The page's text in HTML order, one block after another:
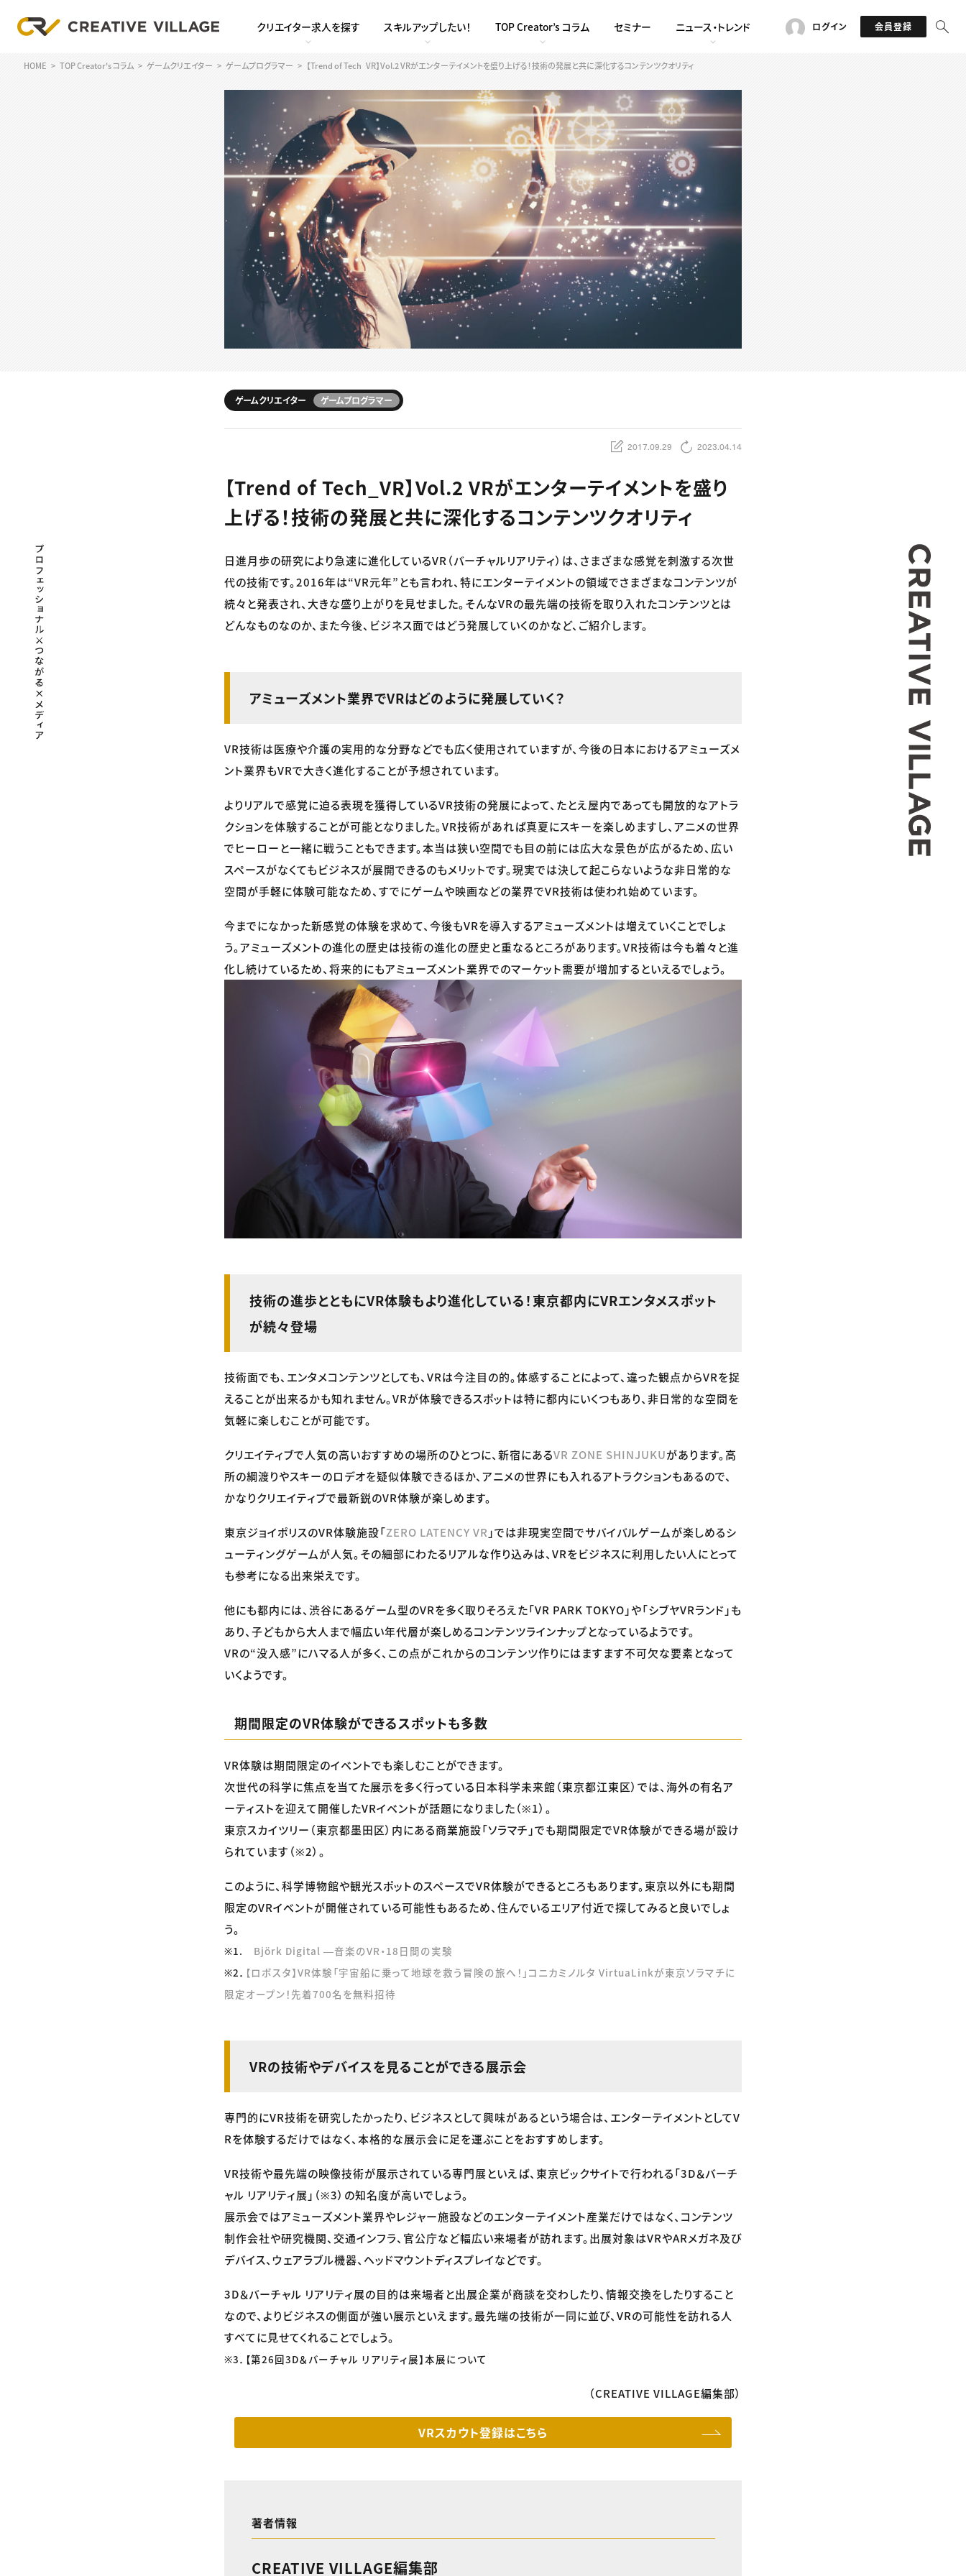
クリエイター求人を探す スキルアップしたい！ TOP Creator’s コラム セミナー ニュース・トレンド ログイン 会員登録
HOME TOP Creator's コラム ゲームクリエイター ゲームプログラマー 【Trend of Tech_VR】Vol.2 VRがエンターテイメントを盛り上げる！技術の発展と共に深化するコンテンツクオリティ
ゲームクリエイター ゲームプログラマー
2017.09.29 2023.04.14
【Trend of Tech_VR】Vol.2 VRがエンターテイメントを盛り
上げる！技術の発展と共に深化するコンテンツクオリティ
日進月歩の研究により急速に進化しているVR（バーチャルリアリティ）は、さまざまな感覚を刺激する次世
代の技術です。2016年は“VR元年”とも言われ、特にエンターテイメントの領域でさまざまなコンテンツが
続々と発表され、大きな盛り上がりを見せました。そんなVRの最先端の技術を取り入れたコンテンツとは
どんなものなのか、また今後、ビジネス面ではどう発展していくのかなど、ご紹介します。
アミューズメント業界でVRはどのように発展していく？
VR技術は医療や介護の実用的な分野などでも広く使用されていますが、今後の日本におけるアミューズメ
ント業界もVRで大きく進化することが予想されています。
よりリアルで感覚に迫る表現を獲得しているVR技術の発展によって、たとえ屋内であっても開放的なアトラ
クションを体験することが可能となりました。VR技術があれば真夏にスキーを楽しめますし、アニメの世界
でヒーローと一緒に戦うこともできます。本当は狭い空間でも目の前には広大な景色が広がるため、広い
スペースがなくてもビジネスが展開できるのもメリットです。現実では決して起こらないような非日常的な
空間が手軽に体験可能なため、すでにゲームや映画などの業界でVR技術は使われ始めています。
今までになかった新感覚の体験を求めて、今後もVRを導入するアミューズメントは増えていくことでしょ
う。アミューズメントの進化の歴史は技術の進化の歴史と重なるところがあります。VR技術は今も着々と進
化し続けているため、将来的にもアミューズメント業界でのマーケット需要が増加するといえるでしょう。
技術の進歩とともにVR体験もより進化している！東京都内にVRエンタメスポット
が続々登場
技術面でも、エンタメコンテンツとしても、VRは今注目の的。体感することによって、違った観点からVRを捉
えることが出来るかも知れません。VRが体験できるスポットは特に都内にいくつもあり、非日常的な空間を
気軽に楽しむことが可能です。
クリエイティブで人気の高いおすすめの場所のひとつに、新宿にあるVR ZONE SHINJUKUがあります。高
所の綱渡りやスキーのロデオを疑似体験できるほか、アニメの世界にも入れるアトラクションもあるので、
かなりクリエイティブで最新鋭のVR体験が楽しめます。
東京ジョイポリスのVR体験施設「ZERO LATENCY VR 」では非現実空間でサバイバルゲームが楽しめるシ
ューティングゲームが人気。その細部にわたるリアルな作り込みは、VRをビジネスに利用したい人にとって
も参考になる出来栄えです。
他にも都内には、渋谷にあるゲーム型のVRを多く取りそろえた「VR PARK TOKYO」や「シブヤVRランド」も
あり、子どもから大人まで幅広い年代層が楽しめるコンテンツラインナップとなっているようです。
VRの“没入感”にハマる人が多く、この点がこれからのコンテンツ作りにはますます不可欠な要素となって
いくようです。
期間限定のVR体験ができるスポットも多数
VR体験は期間限定のイベントでも楽しむことができます。
次世代の科学に焦点を当てた展示を多く行っている日本科学未来館（東京都江東区）では、海外の有名ア
ーティストを迎えて開催したVRイベントが話題になりました（※1）。
東京スカイツリー（東京都墨田区）内にある商業施設「ソラマチ」でも期間限定でVR体験ができる場が設け
られています（※2）。
このように、科学博物館や観光スポットのスペースでVR体験ができるところもあります。東京以外にも期間
限定のVRイベントが開催されている可能性もあるため、住んでいるエリア付近で探してみると良いでしょ
う。
※1. Björk Digital ―音楽のVR・18日間の実験
※2． 【ロボスタ】VR体験「宇宙船に乗って地球を救う冒険の旅へ！」コニカミノルタ VirtuaLinkが東京ソラマチに
限定オープン！先着700名を無料招待
VRの技術やデバイスを見ることができる展示会
専門的にVR技術を研究したかったり、ビジネスとして興味があるという場合は、エンターテイメントとしてV
Rを体験するだけではなく、本格的な展示会に足を運ぶことをおすすめします。
VR技術や最先端の映像技術が展示されている専門展といえば、東京ビックサイトで行われる「3D＆バーチ
ャル リアリティ展」（※3）の知名度が高いでしょう。
展示会ではアミューズメント業界やレジャー施設などのエンターテイメント産業だけではなく、コンテンツ
制作会社や研究機関、交通インフラ、官公庁など幅広い来場者が訪れます。出展対象はVRやARメガネ及び
デバイス、ウェアラブル機器、ヘッドマウントディスプレイなどです。
3D＆バーチャル リアリティ展の目的は来場者と出展企業が商談を交わしたり、情報交換をしたりすること
なので、よりビジネスの側面が強い展示といえます。最先端の技術が一同に並び、VRの可能性を訪れる人
すべてに見せてくれることでしょう。
※3．【第26回3D＆バーチャル リアリティ展】本展について
（CREATIVE VILLAGE編集部）
VRスカウト登録はこちら
著者情報
CREATIVE VILLAGE編集部